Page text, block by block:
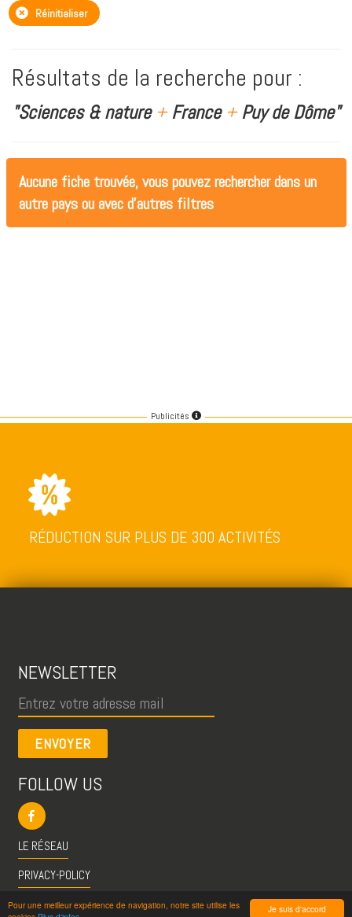
Je suis d'accord
Pour une meilleur expérience de navigation, notre site utilise les
Réinitialiser
Résultats de la recherche pour :
"Sciences & nature +France +Puy de Dôme"
Aucune fiche trouvée, vous pouvez rechercher dans un
autre pays ou avec d'autres filtres
Publicités
RÉDUCTION SUR PLUS DE 300 ACTIVITÉS
NEWSLETTER
ENVOYER
FOLLOW US
LE RÉSEAU
PRIVACY-POLICY
CGU